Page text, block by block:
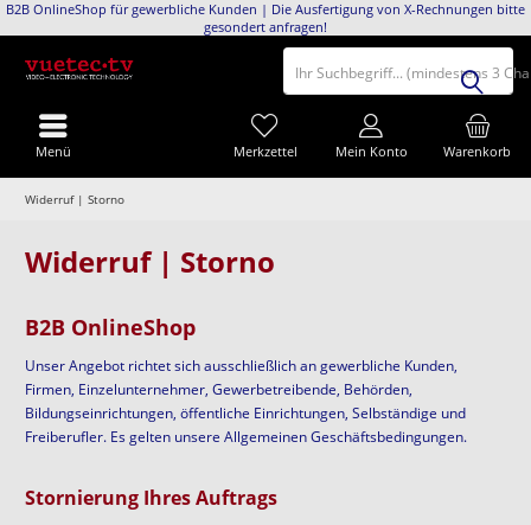
B2B OnlineShop für gewerbliche Kunden | Die Ausfertigung von X-Rechnungen bitte
gesondert anfragen!
Ihr Suchbegriff... (mindestens 3
Warenkorb
Merkzettel Mein Konto
Menü
Widerruf | Storno
Widerruf | Storno
B2B OnlineShop
Unser Angebot richtet sich ausschließlich an gewerbliche Kunden,
Firmen, Einzelunternehmer, Gewerbetreibende, Behörden,
Bildungseinrichtungen, öffentliche Einrichtungen, Selbständige und
Freiberufler. Es gelten unsere Allgemeinen Geschäftsbedingungen.
Stornierung Ihres Auftrags